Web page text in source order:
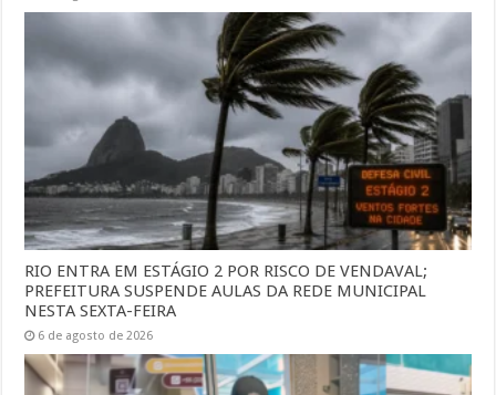
RIO ENTRA EM ESTÁGIO 2 POR RISCO DE VENDAVAL;
PREFEITURA SUSPENDE AULAS DA REDE MUNICIPAL
NESTA SEXTA-FEIRA
6 de agosto de 2026